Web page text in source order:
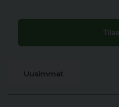
Uusimmat